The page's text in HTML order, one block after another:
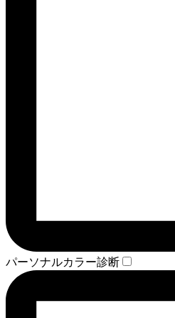
パーソナルカラー診断